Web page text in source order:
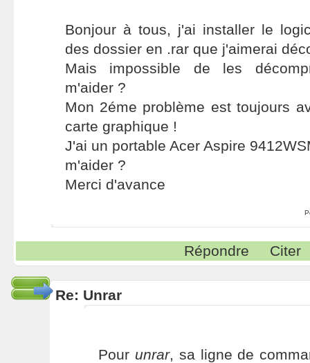
Bonjour à tous, j'ai installer le
des dossier en .rar que j'aimerai
Mais impossible de les
m'aider ?
Mon 2éme problème est toujours
carte graphique !
J'ai un portable Acer Aspire
m'aider ?
Merci d'avance
Répondre Citer
Re: Unrar
Pour unrar, sa ligne de